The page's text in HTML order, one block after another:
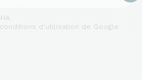
d'utilisation de Google